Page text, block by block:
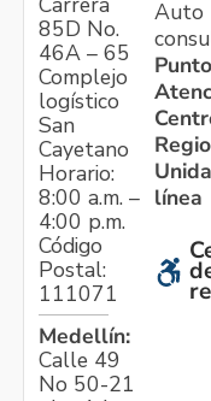
85D No.
46A – 65
Complejo
logístico
San
Cayetano
Horario:
8:00 a.m. –
4:00 p.m.
Código
Postal:
111071
Medellín:
Calle 49
No 50-21
Auto
línea